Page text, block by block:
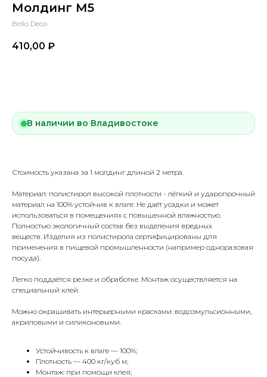
Молдинг М5
Bello Deco
410,00 ₽
В наличии во Владивостоке
Стоимость указана за 1 молдинг длиной 2 метра.
Материал: полистирол высокой плотности - лёгкий и ударопрочный
материал на 100% устойчив к влаге. Не даёт усадки и может
использоваться в помещениях с повышенной влажностью.
Полностью экологичный состав без выделения вредных
веществ. Изделия из полистирола сертифицированы для
применения в пищевой промышленности (например одноразовая
посуда).
Легко поддаётся резке и обработке. Монтаж осуществляется на
специальный клей.
Можно окрашивать интерьерными красками: водоэмульсионными,
акриловыми и силиконовыми.
Устойчивость к влаге — 100%;
Плотность — 400 кг/куб м;
Монтаж: при помощи клея;